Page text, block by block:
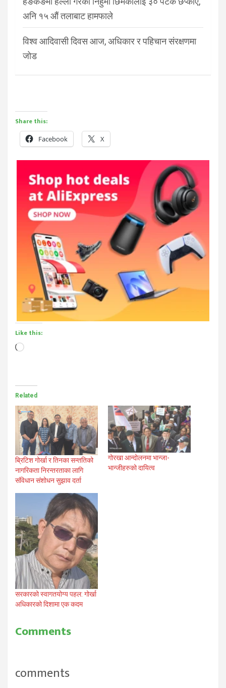
अनि १५ औं तलाबाट हामफाले
विश्व आदिवासी दिवस आज, अधिकार र पहिचान संरक्षणमा
जोड
Share this:
Facebook X
Like this:
Loading…
Related
ब्रिटिश गोर्खा र तिनका सन्ततिको
नागरिकता निरन्तरताका लागि
संविधान संशोधन सुझाव दर्ता
गोरखा आन्दोलनमा भान्जा-
भान्जीहरुको दायित्व
सरकारको स्वागतयोग्य पहल: गोर्खा
अधिकारको दिशामा एक कदम
Comments
comments